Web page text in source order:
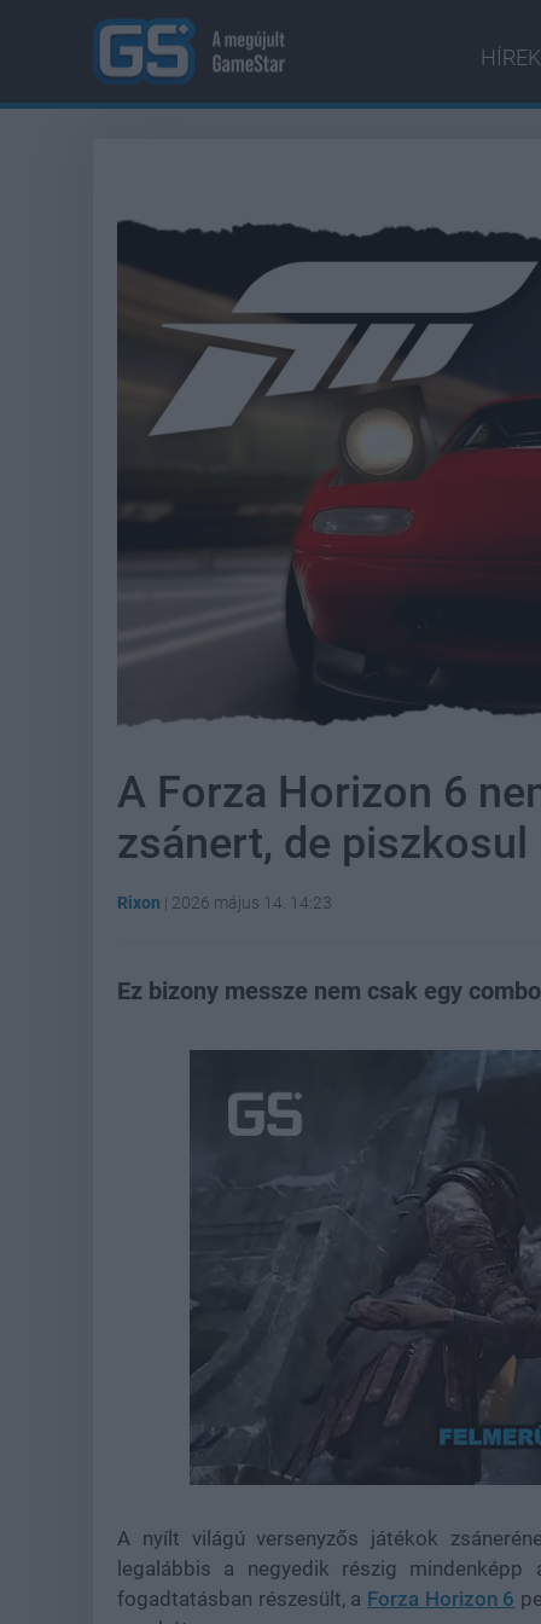
HÍREK
A Forza Horizon 6
zsánert, de piszkosul
Rixon | 2026 május 14. 14:23
Ez bizony messze nem csak egy
Unmute
38.99%
A nyílt világú versenyzős játékok
legalábbis a negyedik részig
fogadtatásban részesült, a Forza Horizon 6